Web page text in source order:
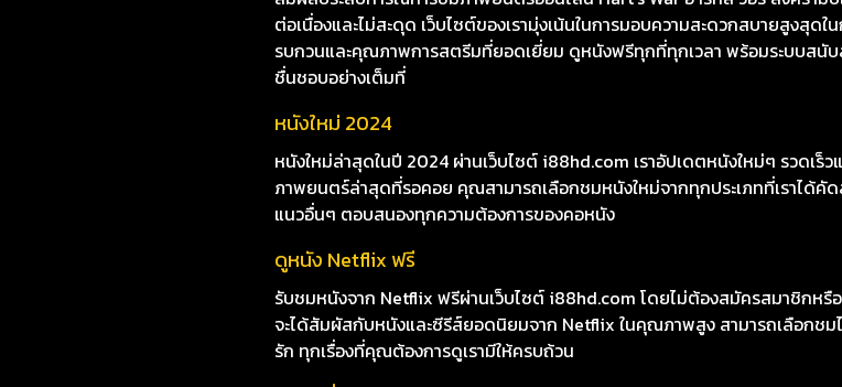
ไม่อยากพลาดการชมหนังใหม่ๆ i88HD มีหนังให้เลือกฟรีมากกว่า 10,000 เรื่อ
พากย์ไทย ซับไทย เพลิดเพลินกับหนังไทย หนังจีน หนังฝรั่ง หนังเกาหลี หนังอิน
ทุกอย่างดูฟรีตลอด 24 ชั่วโมง
ดูหนังออนไลน์ฟรีไม่กระตุก
สัมผัสประสบการณ์การชมภาพยนตร์ออนไลน์ Hart’s War ฮาร์ทส วอร์ สงครา
ต่อเนื่องและไม่สะดุด เว็บไซต์ของเรามุ่งเน้นในการมอบความสะดวกสบายสูงสุด
รบกวนและคุณภาพการสตรีมที่ยอดเยี่ยม ดูหนังฟรีทุกที่ทุกเวลา พร้อมระบบส
หนังใหม่ 2024
หนังใหม่ล่าสุดในปี 2024 ผ่านเว็บไซต์ i88hd.com เราอัปเดตหนังใหม่ๆ รวดเร็
ภาพยนตร์ล่าสุดที่รอคอย คุณสามารถเลือกชมหนังใหม่จากทุกประเภทที่เราได้คัด
แนวอื่นๆ ตอบสนองทุกความต้องการของคอหนัง